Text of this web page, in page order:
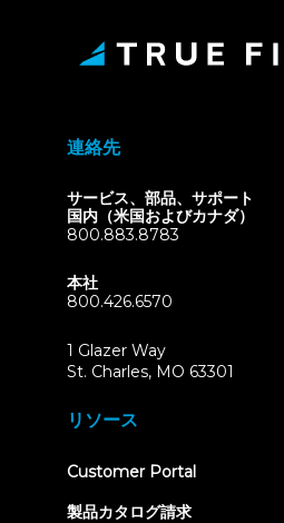
連絡先
サービス、部品、サポート
国内（米国およびカナダ）
800.883.8783
本社
800.426.6570
1 Glazer Way
St. Charles, MO 63301
リソース
Customer Portal(opens
製品カタログ請求